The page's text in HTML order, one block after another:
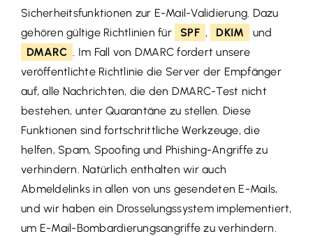
Sicherheitsfunktionen zur E-Mail-Validierung. Dazu
gehören gültige Richtlinien für
SPF , DKIM
und
DMARC . Im Fall von DMARC fordert unsere
veröffentlichte Richtlinie die Server der Empfänger
auf, alle Nachrichten, die den DMARC-Test nicht
bestehen, unter Quarantäne zu stellen. Diese
Funktionen sind fortschrittliche Werkzeuge, die
helfen, Spam, Spoofing und Phishing-Angriffe zu
verhindern. Natürlich enthalten wir auch
Abmeldelinks in allen von uns gesendeten E-Mails,
und wir haben ein Drosselungssystem implementiert,
um E-Mail-Bombardierungsangriffe zu verhindern.